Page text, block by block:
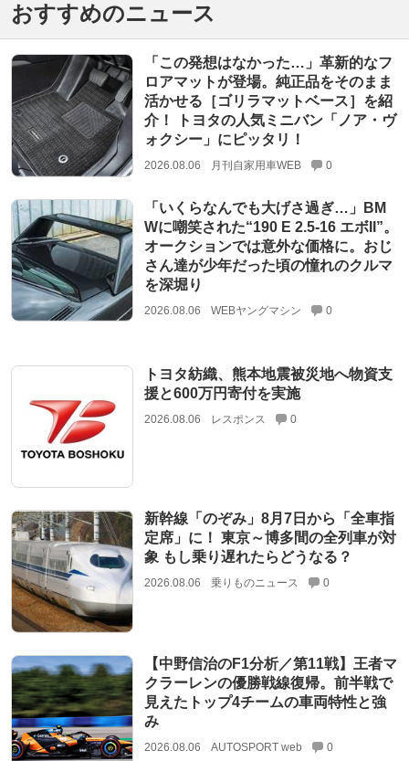
おすすめのニュース
「この発想はなかった…」革新的なフ
ロアマットが登場。純正品をそのまま
活かせる［ゴリラマットベース］を紹
介！ トヨタの人気ミニバン「ノア・ヴ
ォクシー」にピッタリ！
2026.08.06 月刊自家用車WEB 0
「いくらなんでも大げさ過ぎ…」BM
Wに嘲笑された“190 E 2.5-16 エボII”。
オークションでは意外な価格に。おじ
さん達が少年だった頃の憧れのクルマ
を深堀り
2026.08.06 WEBヤングマシン 0
トヨタ紡織、熊本地震被災地へ物資支
援と600万円寄付を実施
2026.08.06 レスポンス 0
新幹線「のぞみ」8月7日から「全車指
定席」に！ 東京～博多間の全列車が対
象 もし乗り遅れたらどうなる？
2026.08.06 乗りものニュース 0
【中野信治のF1分析／第11戦】王者マ
クラーレンの優勝戦線復帰。前半戦で
見えたトップ4チームの車両特性と強
み
2026.08.06 AUTOSPORT web 0